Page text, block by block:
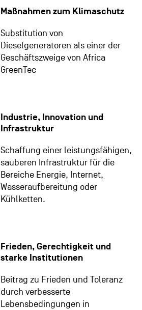
Maßnahmen zum Klimaschutz
Substitution von
Dieselgeneratoren als einer der
Geschäftszweige von Africa
GreenTec
Industrie, Innovation und
Infrastruktur
Schaffung einer leistungsfähigen,
sauberen Infrastruktur für die
Bereiche Energie, Internet,
Wasseraufbereitung oder
Kühlketten.
Frieden, Gerechtigkeit und
starke Institutionen
Beitrag zu Frieden und Toleranz
durch verbesserte
Lebensbedingungen in